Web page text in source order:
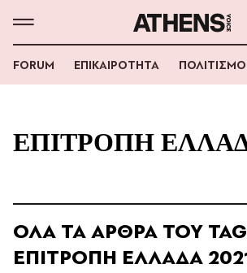
FORUM ΕΠΙΚΑΙΡΟΤΗΤΑ
ΕΠΙΤΡΟΠΗ
ΟΛΑ ΤΑ ΑΡΘΡΑ ΤΟΥ TAG
ΕΠΙΤΡΟΠΗ ΕΛΛΑΔΑ